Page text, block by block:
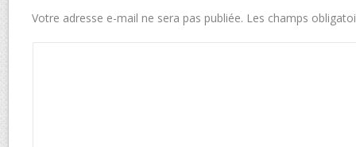
Votre adresse e-mail ne sera pas publiée. Les champs